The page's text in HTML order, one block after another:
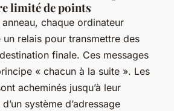
limité de points
chaque ordinateur
relais pour transmettre des
finale. Ces messages
« chacun à la suite ». Les
acheminés jusqu’à leur
système d’adressage